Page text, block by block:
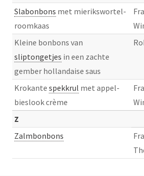
Slabonbons met mierikswortel-
roomkaas
Kleine bonbons van
sliptongetjes in een zachte
gember hollandaise saus
Krokante spekkrul met appel-
bieslook crème
Z
Zalmbonbons